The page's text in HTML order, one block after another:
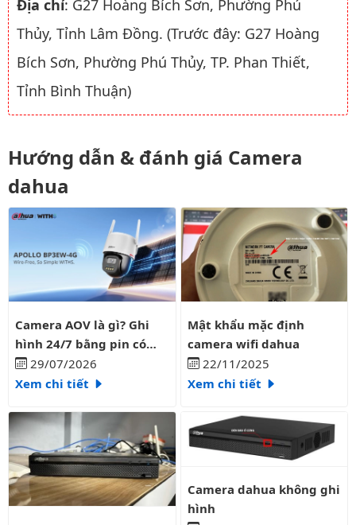
Địa chỉ: G27 Hoàng Bích Sơn, Phường Phú
Thủy, Tỉnh Lâm Đồng. (Trước đây: G27 Hoàng
Bích Sơn, Phường Phú Thủy, TP. Phan Thiết,
Tỉnh Bình Thuận)
Hướng dẫn & đánh giá Camera
dahua
Camera AOV là gì? Ghi hình 24/7 bằng pin có liên tục?
Camera AOV là gì? Ghi
hình 24/7 bằng pin có
liên tục?
29/07/2026
Xem chi tiết
Mật khẩu mặc định camera
Mật khẩu mặc định
camera wifi dahua
22/11/2025
Xem chi tiết
Camera Dahua lưu được bao nhiêu ngày
Camera dahua không ghi hình
Camera dahua không ghi
hình